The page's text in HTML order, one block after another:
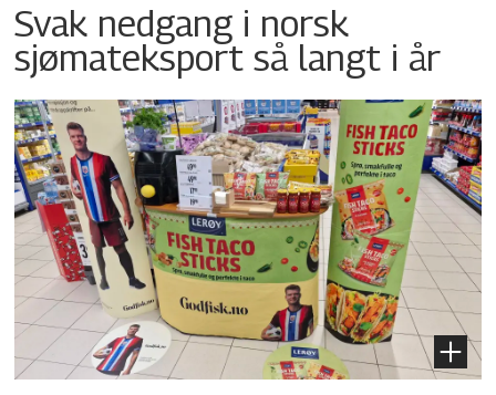
Svak nedgang i norsk
sjømateksport så langt i år